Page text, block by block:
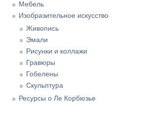
Мебель
Изобразительное искусство
Живопись
Эмали
Рисунки и коллажи
Гравюры
Гобелены
Скульптура
Ресурсы о Ле Корбюзье